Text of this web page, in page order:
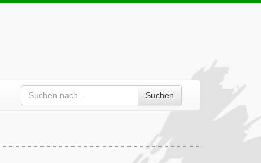
Suchen